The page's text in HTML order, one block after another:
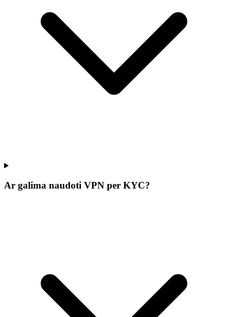
Ar galima naudoti VPN per KYC?